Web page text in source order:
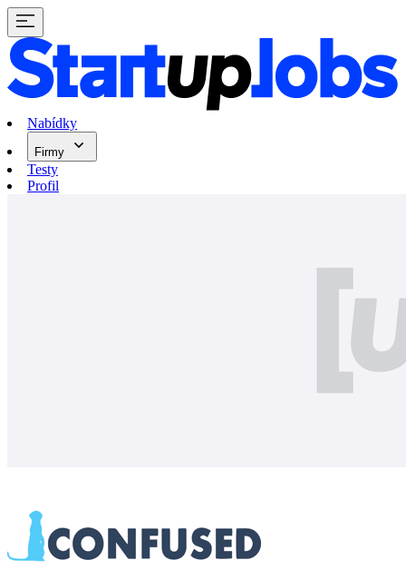
Nabídky
Firmy
Testy
Profil